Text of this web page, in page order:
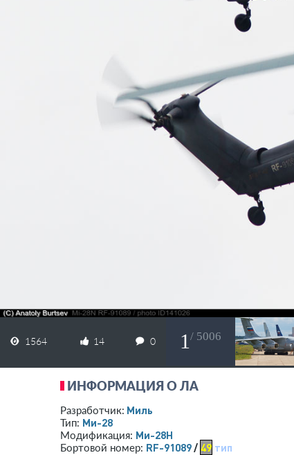
1564 14 0 1 / 5006
ИНФОРМАЦИЯ О ЛА
Разработчик: Миль
Тип: Ми-28
Модификация: Ми-28Н
Бортовой номер: RF-91089/ 49 тип